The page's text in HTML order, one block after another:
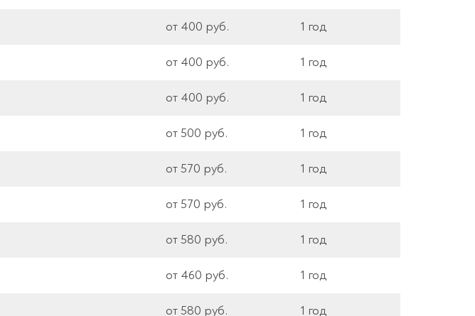
от 400 руб. 1 год
от 400 руб. 1 год
от 400 руб. 1 год
от 500 руб. 1 год
от 570 руб. 1 год
от 570 руб. 1 год
от 580 руб. 1 год
от 460 руб. 1 год
от 580 руб. 1 год